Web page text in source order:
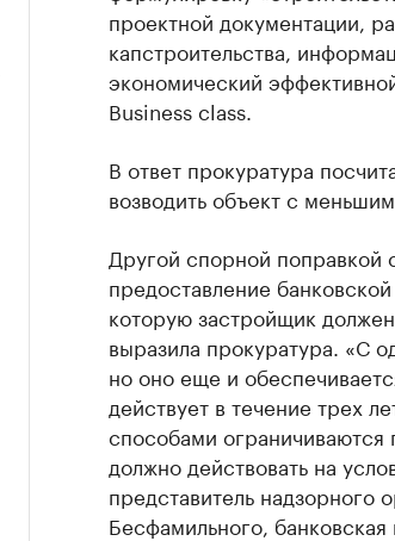
проектной документации,
капстроительства,
экономический
Business class.
В ответ прокуратура
возводить объект с
Другой спорной
предоставление
которую застройщик
выразила прокуратура. «С
но оно еще и
действует в течение трех
способами ограничиваются
должно действовать на
представитель
Бесфамильного,